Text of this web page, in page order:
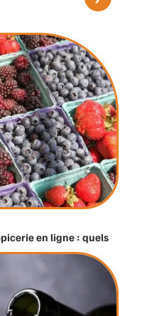
en ligne : quels